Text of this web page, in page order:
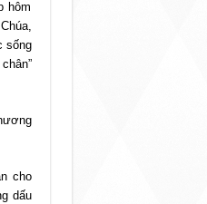
hôm
sống
cho
dấu